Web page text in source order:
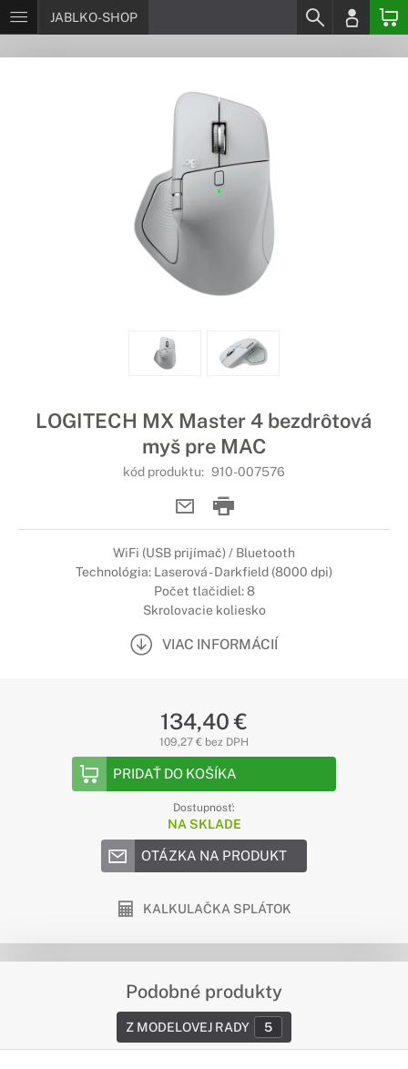
JABLKO-SHOP
LOGITECH MX Master 4 bezdrôtová
myš pre MAC
kód produktu: 910-007576
WiFi (USB prijímač) / Bluetooth
Technológia: Laserová - Darkfield (8000 dpi)
Počet tlačidiel: 8
Skrolovacie koliesko
VIAC INFORMÁCIÍ
134,40 €
109,27 € bez DPH
PRIDAŤ DO KOŠÍKA
Dostupnosť:
NA SKLADE
OTÁZKA NA PRODUKT
KALKULAČKA SPLÁTOK
Podobné produkty
Z MODELOVEJ RADY 5